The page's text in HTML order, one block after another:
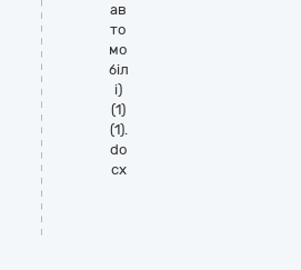
ав
то
мо
біл
і)
(1)
(1).
do
cx